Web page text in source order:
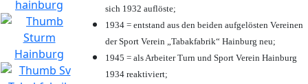
sich 1932 auflöste;
1934 = entstand aus den beiden aufgelösten Vereinen
der Sport Verein „Tabakfabrik“ Hainburg neu;
1945 = als Arbeiter Turn und Sport Verein Hainburg
1934 reaktiviert;